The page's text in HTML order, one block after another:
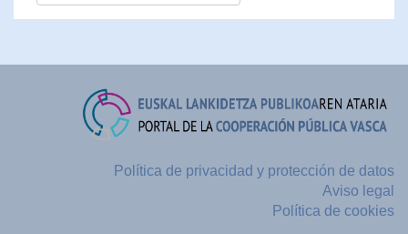
Política de privacidad y protección de datos
Aviso legal
Política de cookies